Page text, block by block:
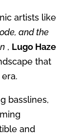
artists like
and the
, Lugo Haze
that
basslines,
and